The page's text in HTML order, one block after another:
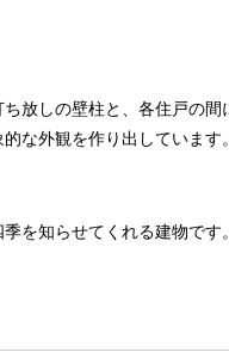
放しの壁柱と、各住戸の間
な外観を作り出しています。
を知らせてくれる建物です。